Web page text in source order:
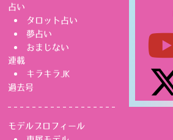
占い
タロット占い
夢占い
おまじない
連載
キラキラJK
過去号
モデルプロフィール